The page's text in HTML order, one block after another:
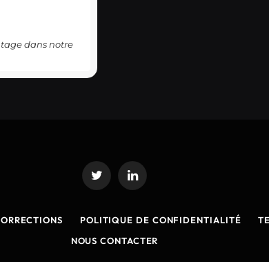
dans notre
Twitter LinkedIn
POLITIQUE DE CONFIDENTIALITÉ
NOUS CONTACTER